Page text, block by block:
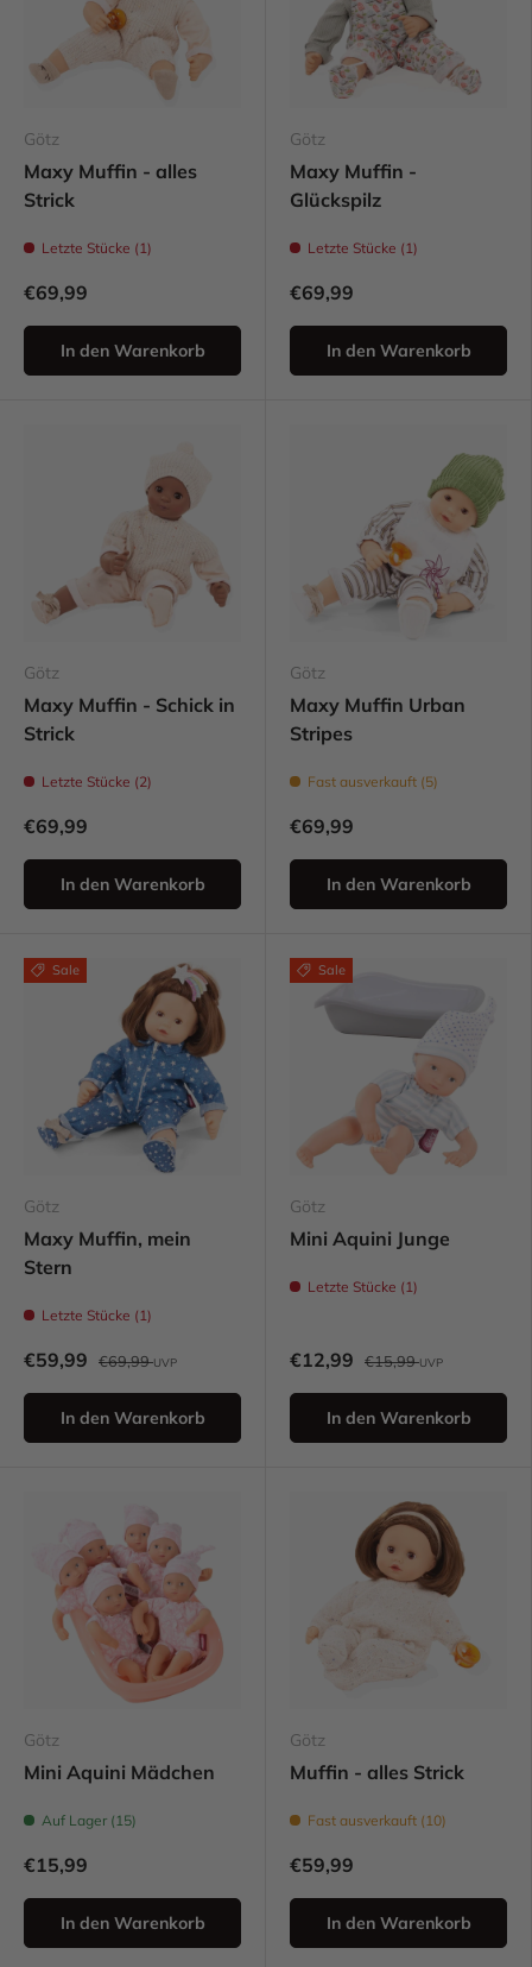
Götz
Maxy Muffin - alles
Strick
Letzte Stücke (1)
€69,99
In den Warenkorb
Götz
Maxy Muffin -
Glückspilz
Letzte Stücke (1)
€69,99
In den Warenkorb
Götz
Maxy Muffin - Schick in
Strick
Letzte Stücke (2)
€69,99
In den Warenkorb
Götz
Maxy Muffin Urban
Stripes
Fast ausverkauft (5)
€69,99
In den Warenkorb
Sale
Götz
Maxy Muffin, mein
Stern
Letzte Stücke (1)
€59,99 €69,99UVP
In den Warenkorb
Sale
Götz
Mini Aquini Junge
Letzte Stücke (1)
€12,99 €15,99UVP
In den Warenkorb
Götz
Mini Aquini Mädchen
Auf Lager (15)
€15,99
In den Warenkorb
Götz
Muffin - alles Strick
Fast ausverkauft (10)
€59,99
In den Warenkorb